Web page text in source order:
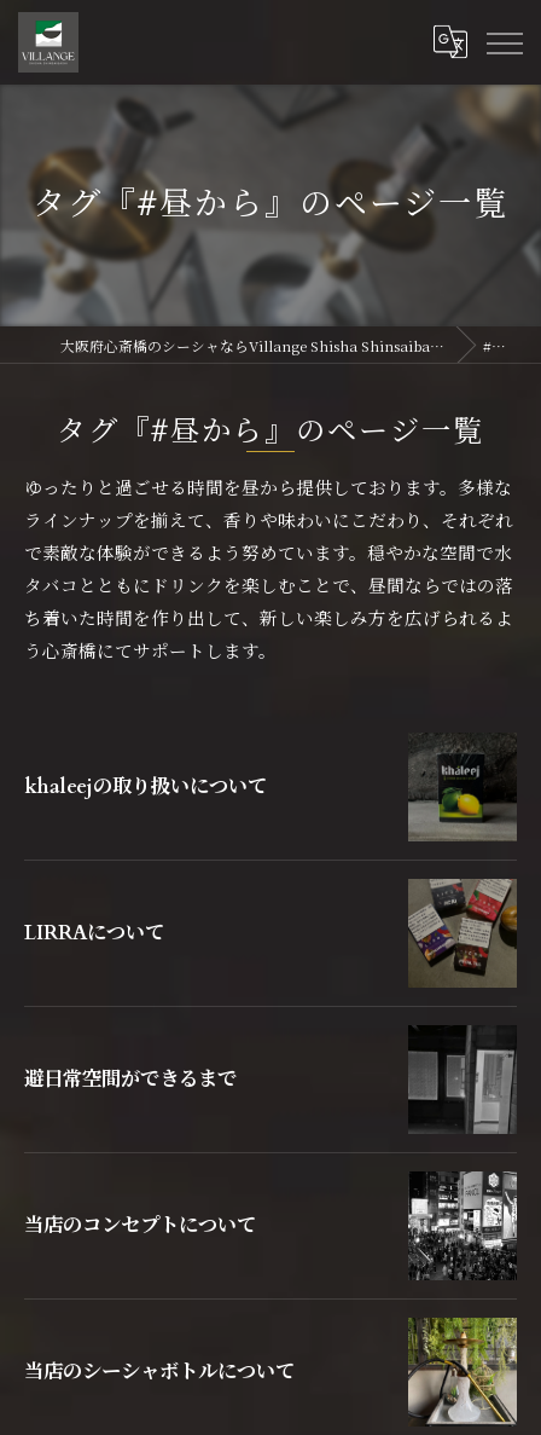
タグ『#昼から』のページ一覧
大阪府心斎橋のシーシャならVillange Shisha Shinsaibasi〜ヴィランジュ シーシャ 心斎橋 #昼から
タグ『#昼から』のページ一覧
ゆったりと過ごせる時間を昼から提供しております。多様な
ラインナップを揃えて、香りや味わいにこだわり、それぞれ
で素敵な体験ができるよう努めています。穏やかな空間で水
タバコとともにドリンクを楽しむことで、昼間ならではの落
ち着いた時間を作り出して、新しい楽しみ方を広げられるよ
う心斎橋にてサポートします。
khaleejの取り扱いについて
LIRRAについて
避日常空間ができるまで
当店のコンセプトについて
当店のシーシャボトルについて